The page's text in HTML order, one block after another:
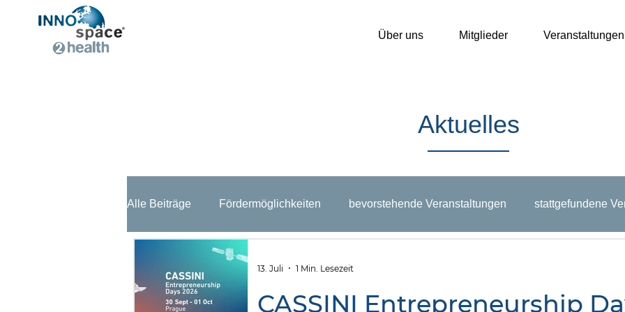
Über uns Mitglieder Veranstaltungen
Aktuelles
Alle Beiträge Fördermöglichkeiten bevorstehende Veranstaltungen stattgefundene
Veranstaltungen
CASSINI Entrepreneurship
13. Juli 1 Min. Lesezeit